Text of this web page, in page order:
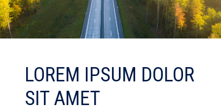
LOREM IPSUM DOLOR
SIT AMET